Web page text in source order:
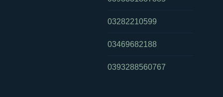
03282210599
03469682188
0393288560767